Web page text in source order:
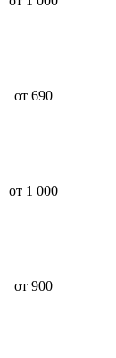
от 690
от 1 000
от 900